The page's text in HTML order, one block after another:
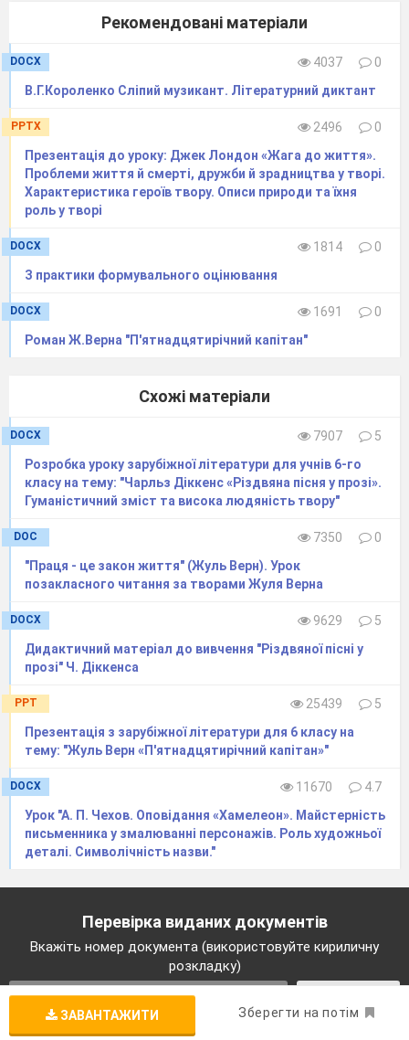
Рекомендовані матеріали
DOCX 4037
0
В.Г.Короленко Сліпий музикант. Літературний диктант
PPTX 2496
0
Презентація до уроку: Джек Лондон «Жага до життя».
Проблеми життя й смерті, дружби й зрадництва у творі.
Характеристика героїв твору. Описи природи та їхня
роль у творі
DOCX 1814
0
З практики формувального оцінювання
DOCX 1691
0
Роман Ж.Верна "П'ятнадцятирічний капітан"
Схожі матеріали
DOCX 7907
5
Розробка уроку зарубіжної літератури для учнів 6-го
класу на тему: "Чарльз Діккенс «Різдвяна пісня у прозі».
Гуманістичний зміст та висока людяність твору"
DOC 7350
0
"Праця - це закон життя" (Жуль Верн). Урок
позакласного читання за творами Жуля Верна
DOCX 9629
5
Дидактичний матеріал до вивчення "Різдвяної пісні у
прозі" Ч. Діккенса
PPT 25439
5
Презентація з зарубіжної літератури для 6 класу на
тему: "Жуль Верн «П'ятнадцятирічний капітан»"
DOCX 11670
4.7
Урок "А. П. Чехов. Оповідання «Хамелеон». Майстерність
письменника у змалюванні персонажів. Роль художньої
деталі. Символічність назви."
ЗАВАНТАЖИТИ Зберегти на потім
Перевірка виданих документів
Вкажіть номер документа (використовуйте кириличну
розкладку)